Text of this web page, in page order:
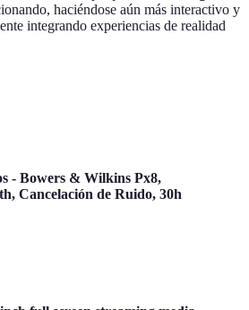
haciéndose aún más interactivo y
integrando experiencias de realidad
- Bowers & Wilkins Px8,
Cancelación de Ruido, 30h